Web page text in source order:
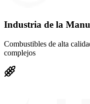
Industria de la
Combustibles de alta
complejos